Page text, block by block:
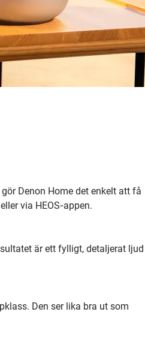
Denon Home det enkelt att få
via HEOS‑appen.
är ett fylligt, detaljerat ljud
Den ser lika bra ut som